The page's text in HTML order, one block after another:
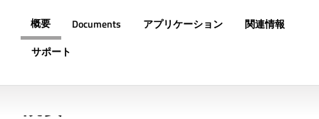
概要 Documents アプリケーション
関連情報
サポート